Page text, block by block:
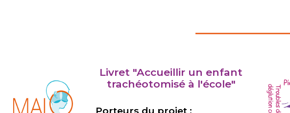
Livret "Accueillir un enfant
trachéotomisé à l'école"
Porteurs du projet :